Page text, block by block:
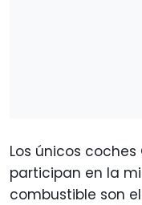
Los únicos
participan en la
combustible son el